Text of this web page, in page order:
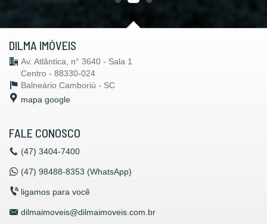
DILMA IMÓVEIS
Av. Atlântica, n° 3640 - Sala 1
Centro - 88330-024
Balneário Camboriú - SC
mapa google
FALE CONOSCO
(47) 3404-7400
(47) 98488-8353 (WhatsApp)
ligamos para você
dilmaimoveis@dilmaimoveis.com.br